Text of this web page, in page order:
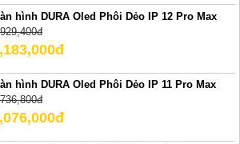
hình DURA Oled Phôi Dẻo IP 12 Pro Max
hình DURA Oled Phôi Dẻo IP 11 Pro Max